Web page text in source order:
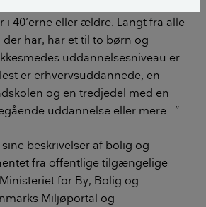
Lykkesmed… De består
i 40’erne eller ældre. Langt fra alle
har, har et til to børn og
uddannelsesniveau er
er erhvervsuddannede, en
og en tredjedel med en
uddannelse eller mere…”
beskrivelser af bolig og
fra offentlige tilgængelige
for By, Bolig og
Miljøportal og